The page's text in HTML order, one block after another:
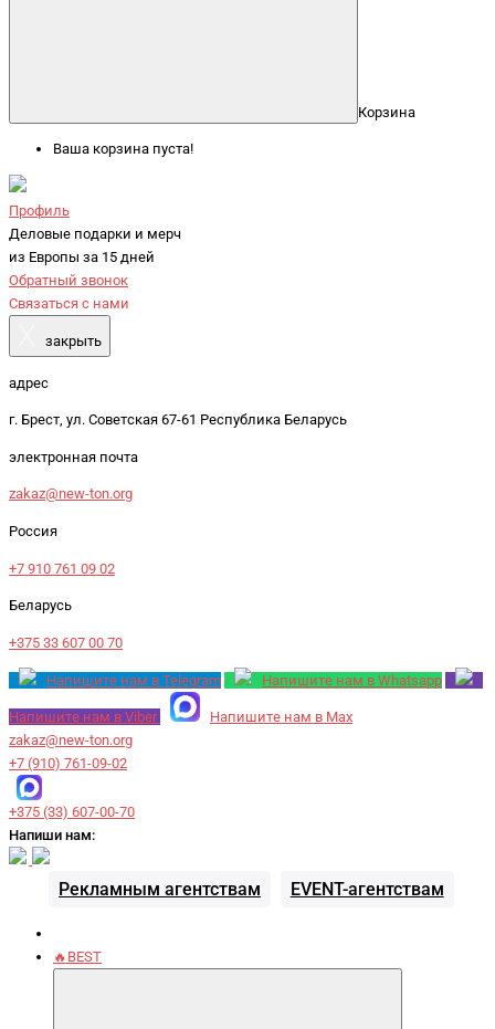
Корзина
Ваша корзина пуста!
Профиль
Деловые подарки и мерч
из Европы за 15 дней
Обратный звонок
Связаться с нами
закрыть
адрес
г. Брест, ул. Советская 67-61 Республика Беларусь
электронная почта
zakaz@new-ton.org
Россия
+7 910 761 09 02
Беларусь
+375 33 607 00 70
Напишите нам в Telegram Напишите нам в Whatsapp
Напишите нам в Viber
Напишите нам в Max
zakaz@new-ton.org
+7 (910) 761-09-02
+375 (33) 607-00-70
Напиши нам:
Рекламным агентствам EVENT-агентствам
🔥BEST